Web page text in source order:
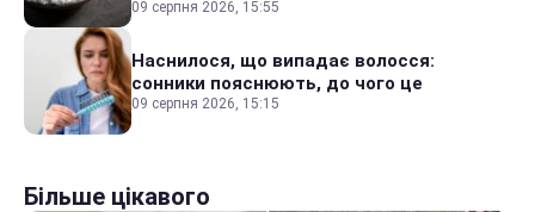
09 серпня 2026, 15:55
Наснилося, що випадає волосся:
сонники пояснюють, до чого це
09 серпня 2026, 15:15
Більше цікавого